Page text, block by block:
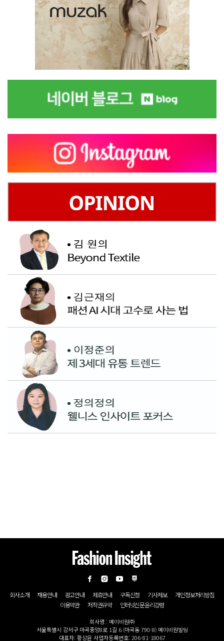
회사소개 채용안내 광고안내 제휴안내 구독신청 기사제보
개인정보처리방침
이용약관
저작권규약 인터넷신문윤리강령
회사명 : 메이비원㈜
서울특별시 강서구 마곡중앙8로 1길 6 (마곡동 790-8) 메이비원빌딩
대표자: 황상윤 사업자등록번호: 206-81-18067